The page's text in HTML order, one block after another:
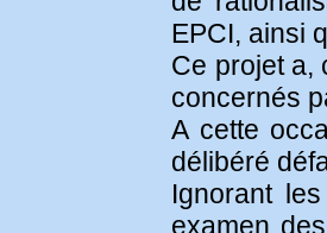
EPCI, ainsi
Ce projet a,
concernés
A cette
délibéré
Ignorant
examen